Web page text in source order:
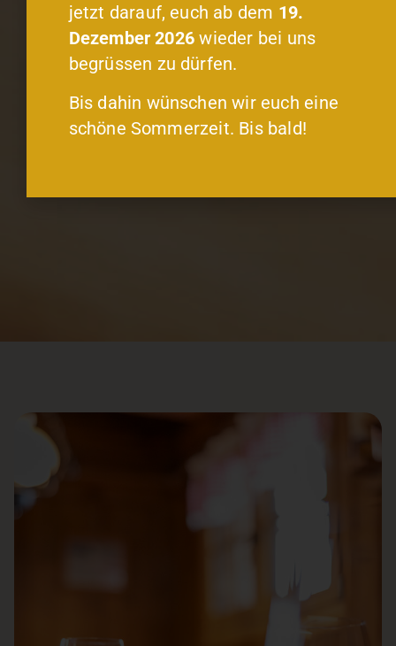
jetzt darauf, euch ab dem 19.
Dezember 2026 wieder bei uns
begrüssen zu dürfen.
Bis dahin wünschen wir euch eine
schöne Sommerzeit. Bis bald!